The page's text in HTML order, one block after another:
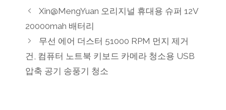
Xin@MengYuan 오리지널 휴대용 슈퍼 12V
20000mah 배터리
무선 에어 더스터 51000 RPM 먼지 제거
건, 컴퓨터 노트북 키보드 카메라 청소용 USB
압축 공기 송풍기 청소